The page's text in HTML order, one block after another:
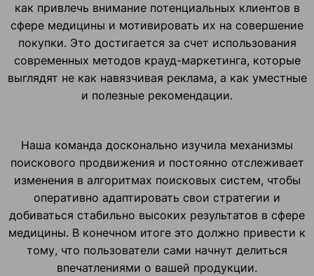
как привлечь внимание потенциальных клиентов в
сфере медицины и мотивировать их на совершение
покупки. Это достигается за счет использования
современных методов крауд-маркетинга, которые
выглядят не как навязчивая реклама, а как уместные
и полезные рекомендации.
Наша команда досконально изучила механизмы
поискового продвижения и постоянно отслеживает
изменения в алгоритмах поисковых систем, чтобы
оперативно адаптировать свои стратегии и
добиваться стабильно высоких результатов в сфере
медицины. В конечном итоге это должно привести к
тому, что пользователи сами начнут делиться
впечатлениями о вашей продукции.